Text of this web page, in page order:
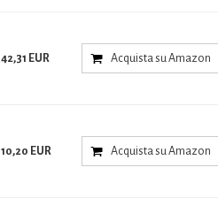
42,31 EUR Acquista su Amazon
10,20 EUR Acquista su Amazon